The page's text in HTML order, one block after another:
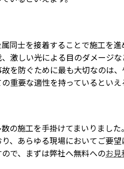
同士を接着することで施工を進
激しい光による目のダメージ
を防ぐために最も大切なのは
重要な適性を持っているといえ
の施工を手掛けてまいりました。
、あらゆる現場においてご要
で、まずは弊社へ無料へのお見